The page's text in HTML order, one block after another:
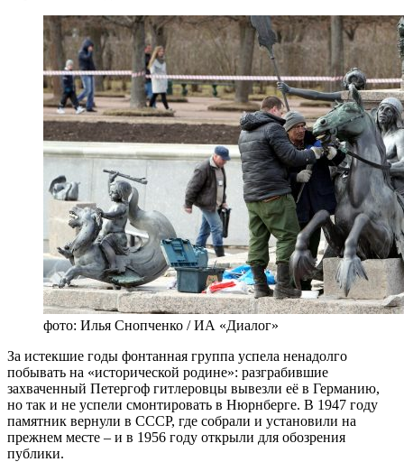
фото: Илья Снопченко / ИА «Диалог»
За истекшие годы фонтанная группа успела ненадолго
побывать на «исторической родине»: разграбившие
захваченный Петергоф гитлеровцы вывезли её в Германию,
но так и не успели смонтировать в Нюрнберге. В 1947 году
памятник вернули в СССР, где собрали и установили на
прежнем месте – и в 1956 году открыли для обозрения
публики.